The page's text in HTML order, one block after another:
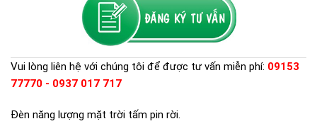
Vui lòng liên hệ với chúng tôi để được tư vấn miễn phí: 09153
77770 - 0937 017 717
Đèn năng lượng mặt trời tấm pin rời.